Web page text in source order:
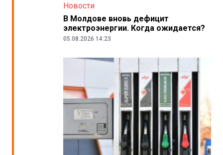
Новости
В Молдове вновь дефицит
электроэнергии. Когда ожидается?
05.08.2026 14:23